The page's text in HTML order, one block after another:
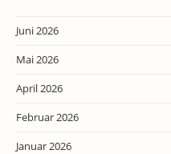
Juni 2026
Mai 2026
April 2026
Februar 2026
Januar 2026